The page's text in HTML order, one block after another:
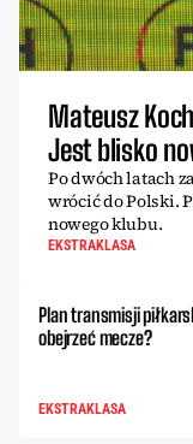
Mateusz
Jest blisko
Po dwóch latach
wrócić do Polski.
nowego klubu.
EKSTRAKLASA
Plan transmisji
obejrzeć mecze?
EKSTRAKLASA